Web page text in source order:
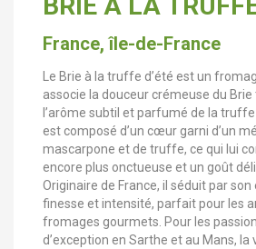
France, île-de-France
Le Brie à la truffe d’été est un
associe la douceur crémeuse du
l’arôme subtil et parfumé de la
est composé d’un cœur garni d’un
mascarpone et de truffe, ce qui lui
encore plus onctueuse et un goût
Originaire de France, il séduit par
finesse et intensité, parfait pour les
fromages gourmets. Pour les
d’exception en Sarthe et au Mans, la